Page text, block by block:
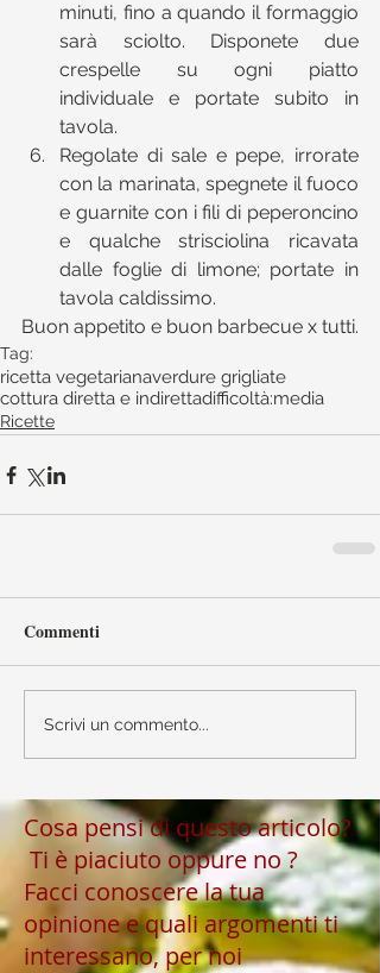
minuti, fino a quando il formaggio
sarà sciolto. Disponete due
crespelle su ogni piatto
individuale e portate subito in
tavola.
Regolate di sale e pepe, irrorate
con la marinata, spegnete il fuoco
e guarnite con i fili di peperoncino
e qualche strisciolina ricavata
dalle foglie di limone; portate in
tavola caldissimo.
Buon appetito e buon barbecue x tutti.
Tag:
ricetta vegetarianaverdure grigliate
cottura diretta e indirettadifficoltà:media
Ricette
Commenti
Scrivi un commento...
Cosa pensi di questo articolo?
Ti è piaciuto oppure no ?
Facci conoscere la tua
opinione e quali argomenti ti
interessano, per noi